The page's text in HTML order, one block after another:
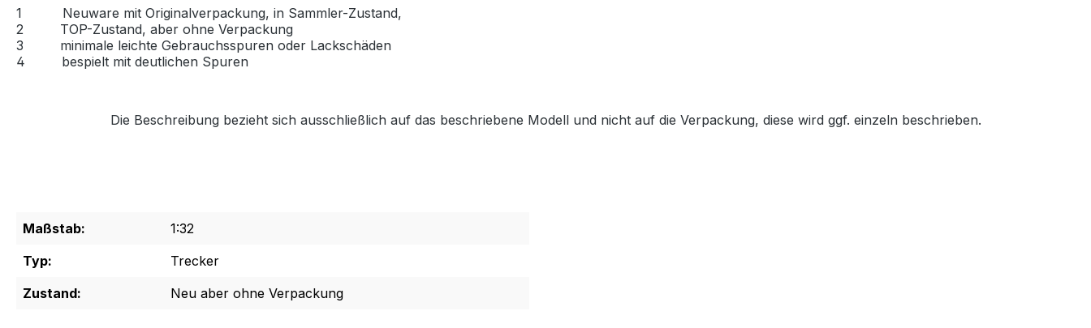
1
Neuware mit Originalverpackung, in Sammler-Zustand,
2
TOP-Zustand, aber ohne Verpackung
3
minimale leichte Gebrauchsspuren oder Lackschäden
4
bespielt mit deutlichen Spuren
Die Beschreibung bezieht sich ausschließlich auf das beschriebene Modell und nicht auf die Verpackung, diese wird ggf. einzeln beschrieben.
Maßstab:
1:32
Typ:
Trecker
Zustand:
Neu aber ohne Verpackung